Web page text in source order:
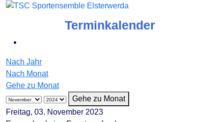
Terminkalender
Nach Jahr
Nach Monat
Gehe zu Monat
Gehe zu Monat
Freitag, 03. November 2023